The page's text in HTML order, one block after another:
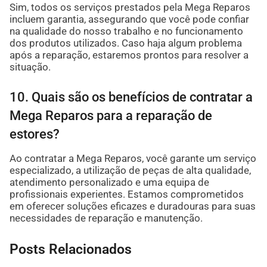
Sim, todos os serviços prestados pela Mega Reparos
incluem garantia, assegurando que você pode confiar
na qualidade do nosso trabalho e no funcionamento
dos produtos utilizados. Caso haja algum problema
após a reparação, estaremos prontos para resolver a
situação.
10. Quais são os benefícios de contratar a
Mega Reparos para a reparação de
estores?
Ao contratar a Mega Reparos, você garante um serviço
especializado, a utilização de peças de alta qualidade,
atendimento personalizado e uma equipa de
profissionais experientes. Estamos comprometidos
em oferecer soluções eficazes e duradouras para suas
necessidades de reparação e manutenção.
Posts Relacionados